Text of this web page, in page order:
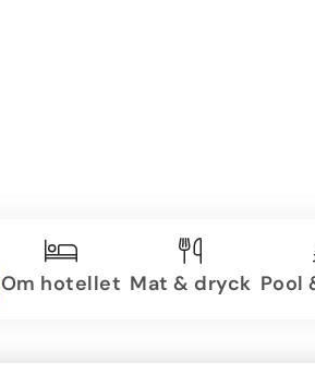
Om hotellet Mat & dryck Pool